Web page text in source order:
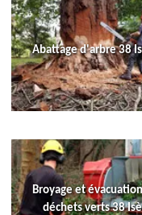
Abattage d'arbre 38
Broyage et
déchets verts 38